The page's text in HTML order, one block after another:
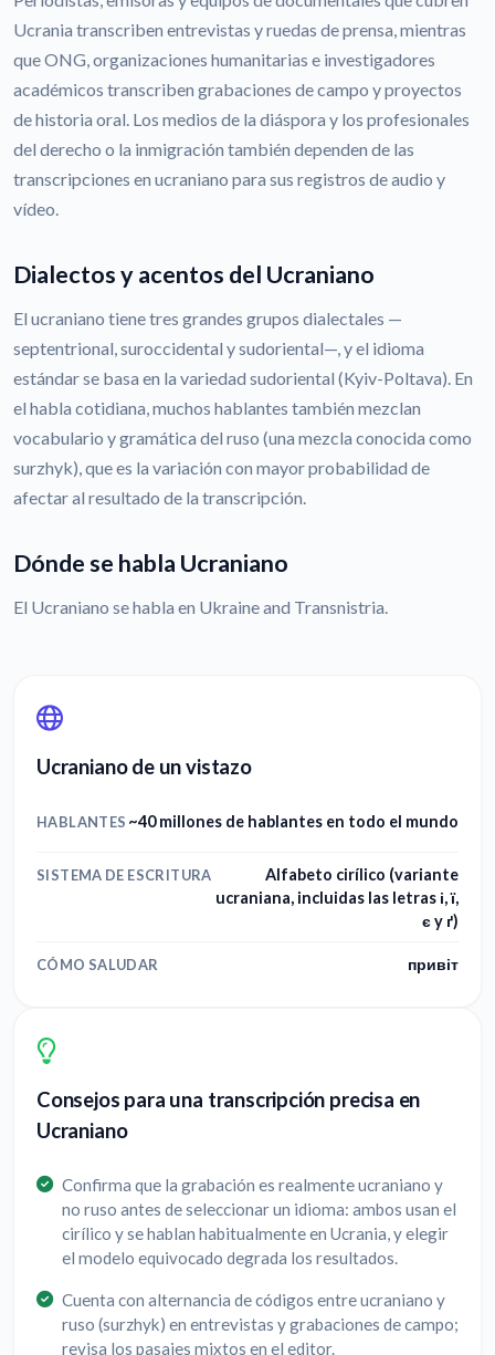
Ucrania transcriben entrevistas y ruedas de prensa, mientras
que ONG, organizaciones humanitarias e investigadores
académicos transcriben grabaciones de campo y proyectos
de historia oral. Los medios de la diáspora y los profesionales
del derecho o la inmigración también dependen de las
transcripciones en ucraniano para sus registros de audio y
vídeo.
Dialectos y acentos del Ucraniano
El ucraniano tiene tres grandes grupos dialectales —
septentrional, suroccidental y sudoriental—, y el idioma
estándar se basa en la variedad sudoriental (Kyiv-Poltava). En
el habla cotidiana, muchos hablantes también mezclan
vocabulario y gramática del ruso (una mezcla conocida como
surzhyk), que es la variación con mayor probabilidad de
afectar al resultado de la transcripción.
Dónde se habla Ucraniano
El Ucraniano se habla en Ukraine and Transnistria.
Ucraniano de un vistazo
HABLANTES ~40 millones de hablantes en todo el mundo
SISTEMA DE ESCRITURA
Alfabeto cirílico (variante
ucraniana, incluidas las letras і, ї,
є y ґ)
CÓMO SALUDAR привіт
Consejos para una transcripción precisa en
Ucraniano
Confirma que la grabación es realmente ucraniano y
no ruso antes de seleccionar un idioma: ambos usan el
cirílico y se hablan habitualmente en Ucrania, y elegir
el modelo equivocado degrada los resultados.
Cuenta con alternancia de códigos entre ucraniano y
ruso (surzhyk) en entrevistas y grabaciones de campo;
revisa los pasajes mixtos en el editor.